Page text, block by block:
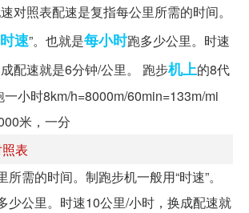
对照表配速是复指每公里所需的时间。
时速”。也就是每小时跑多少公里。时速
配速就是6分钟/公里。 跑步机上的8代
小时8km/h=8000m/60min=133m/mi
米，一分
表
需的时间。制跑步机一般用“时速”。
少公里。时速10公里/小时，换成配速就